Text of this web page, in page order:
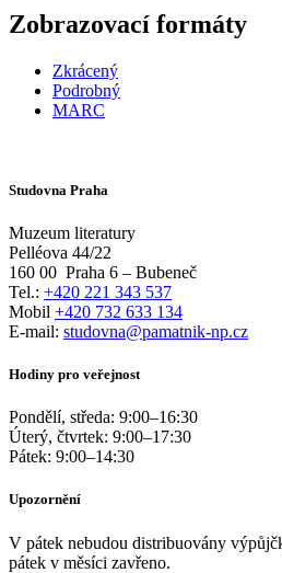
Zobrazovací formáty
Zkrácený
Podrobný
MARC
Studovna Praha
Muzeum literatury
Pelléova 44/22
160 00 Praha 6 – Bubeneč
Tel.: +420 221 343 537
Mobil +420 732 633 134
E-mail: studovna@pamatnik-np.cz
Hodiny pro veřejnost
Pondělí, středa: 9:00–16:30
Úterý, čtvrtek: 9:00–17:30
Pátek: 9:00–14:30
Upozornění
V pátek nebudou distribuovány
pátek v měsíci zavřeno.